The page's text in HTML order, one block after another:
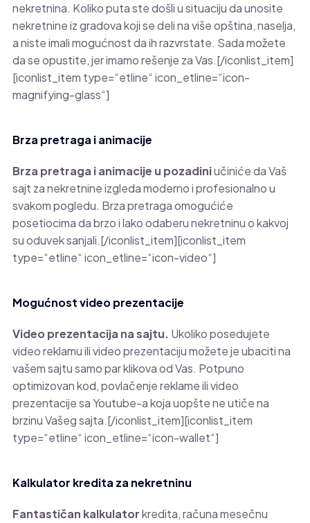
nekretnina. Koliko puta ste došli u situaciju da unosite
nekretnine iz gradova koji se deli na više opština, naselja,
a niste imali mogućnost da ih razvrstate. Sada možete
da se opustite, jer imamo rešenje za Vas.[/iconlist_item]
[iconlist_item type=“etline“ icon_etline=“icon-
magnifying-glass“]
Brza pretraga i animacije
Brza pretraga i animacije u pozadiniučiniće da Vaš
sajt za nekretnine izgleda moderno i profesionalno u
svakom pogledu. Brza pretraga omogućiće
posetiocima da brzo i lako odaberu nekretninu o kakvoj
su oduvek sanjali.[/iconlist_item][iconlist_item
type=“etline“ icon_etline=“icon-video“]
Mogućnost video prezentacije
Video prezentacija na sajtu. Ukoliko posedujete
video reklamu ili video prezentaciju možete je ubaciti na
vašem sajtu samo par klikova od Vas. Potpuno
optimizovan kod, povlačenje reklame ili video
prezentacije sa Youtube-a koja uopšte ne utiče na
brzinu Vašeg sajta.[/iconlist_item][iconlist_item
type=“etline“ icon_etline=“icon-wallet“]
Kalkulator kredita za nekretninu
Fantastičan kalkulatorkredita, računa mesečnu